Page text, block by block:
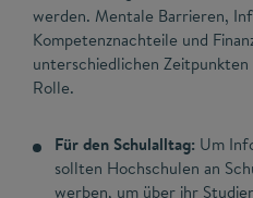
werden. Mentale Barrieren,
Kompetenznachteile und
unterschiedlichen
Rolle.
Für den Schulalltag: Um
sollten Hochschulen an
werben, um über ihr